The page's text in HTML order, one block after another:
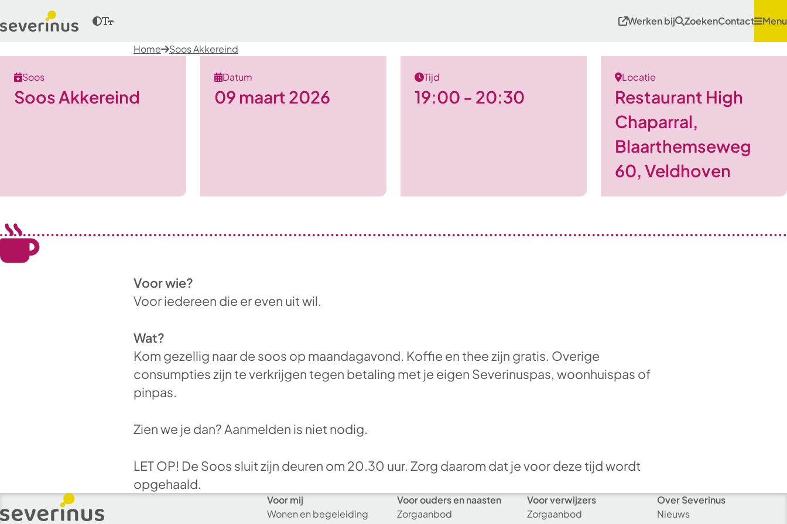
Werken bij ZoekenContact Menu
Home Soos Akkereind
Soos
Soos Akkereind
Datum
09 maart 2026
Tijd
19:00 - 20:30
Locatie
Restaurant High
Chaparral,
Blaarthemseweg
60, Veldhoven
Voor wie?
Voor iedereen die er even uit wil.
Wat?
Kom gezellig naar de soos op maandagavond. Koffie en thee zijn gratis. Overige
consumpties zijn te verkrijgen tegen betaling met je eigen Severinuspas, woonhuispas of
pinpas.
Zien we je dan? Aanmelden is niet nodig.
LET OP! De Soos sluit zijn deuren om 20.30 uur. Zorg daarom dat je voor deze tijd wordt
opgehaald.
Voor mij
Wonen en begeleiding
Voor ouders en naasten
Zorgaanbod
Voor verwijzers
Zorgaanbod
Over Severinus
Nieuws